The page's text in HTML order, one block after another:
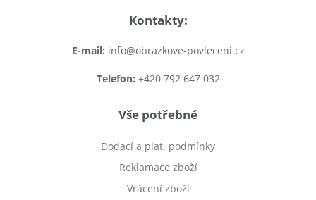
Kontakty:
E-mail: info@obrazkove-povleceni.cz
Telefon: +420 792 647 032
Vše potřebné
Dodací a plat. podmínky
Reklamace zboží
Vrácení zboží